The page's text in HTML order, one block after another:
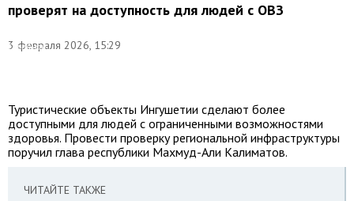
проверят на доступность для людей с ОВЗ
3 февраля 2026, 15:29
Фото:
Сулейман
Туристические объекты Ингушетии сделают более
доступными для людей с ограниченными возможностями
здоровья. Провести проверку региональной инфраструктуры
поручил глава республики Махмуд-Али Калиматов.
ЧИТАЙТЕ ТАКЖЕ